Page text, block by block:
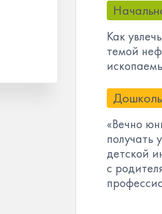
Как
темой
«Вечно
получать
детской
с